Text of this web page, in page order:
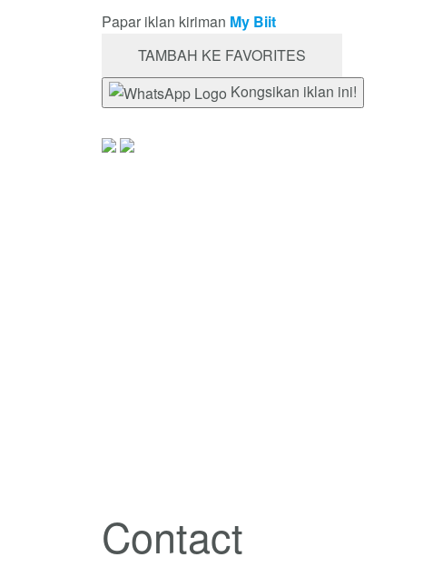
Papar iklan kiriman My Biit
TAMBAH KE FAVORITES
Kongsikan iklan ini!
Contact